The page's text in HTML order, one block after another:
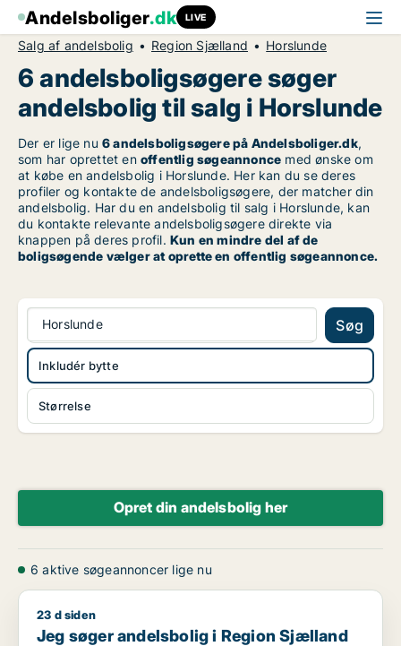
Andelsboliger.dk LIVE
Salg af andelsbolig Region Sjælland Horslunde
6 andelsboligsøgere søger
andelsbolig til salg i Horslunde
Der er lige nu 6 andelsboligsøgere på Andelsboliger.dk,
som har oprettet en offentlig søgeannonce med ønske om
at købe en andelsbolig i Horslunde. Her kan du se deres
profiler og kontakte de andelsboligsøgere, der matcher din
andelsbolig. Har du en andelsbolig til salg i Horslunde, kan
du kontakte relevante andelsboligsøgere direkte via
knappen på deres profil. Kun en mindre del af de
boligsøgende vælger at oprette en offentlig søgeannonce.
Horslunde Søg
Størrelse
Inkludér bytte
Opret din andelsbolig her
6 aktive søgeannoncer lige nu
Jeg søger andelsbolig i Region Sjælland
23 d siden
Jeg søger andelsbolig i Region Sjælland